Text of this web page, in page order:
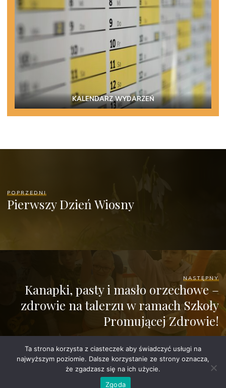
KALENDARZ WYDARZEŃ
POPRZEDNI
Pierwszy Dzień Wiosny
NASTĘPNY
Kanapki, pasty i masło orzechowe –
zdrowie na talerzu w ramach Szkoły
Promującej Zdrowie!
Ta strona korzysta z ciasteczek aby świadczyć usługi na
najwyższym poziomie. Dalsze korzystanie ze strony oznacza,
że zgadzasz się na ich użycie.
Zgoda